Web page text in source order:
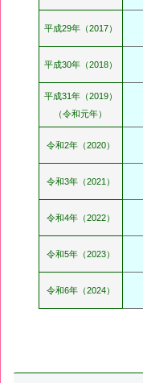
平成29年（2017）
平成30年（2018）
平成31年（2019）
（令和元年）
令和2年（2020）
令和3年（2021）
令和4年（2022）
令和5年（2023）
令和6年（2024）